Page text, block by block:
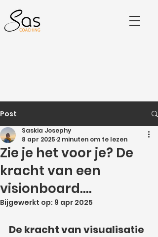
Post
Zie je het voor je? De
kracht van een
visionboard....
Saskia Josephy
8 apr 2025 2 minuten om te lezen
Bijgewerkt op: 9 apr 2025
De kracht van visualisatie